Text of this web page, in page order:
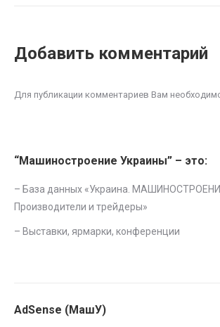
Добавить комментарий
Для публикации комментариев Вам
“Машиностроение Украины” – это:
– База данных «Украина.
Производители и трейдеры»
– Выставки, ярмарки, конференции
AdSense (МашУ)